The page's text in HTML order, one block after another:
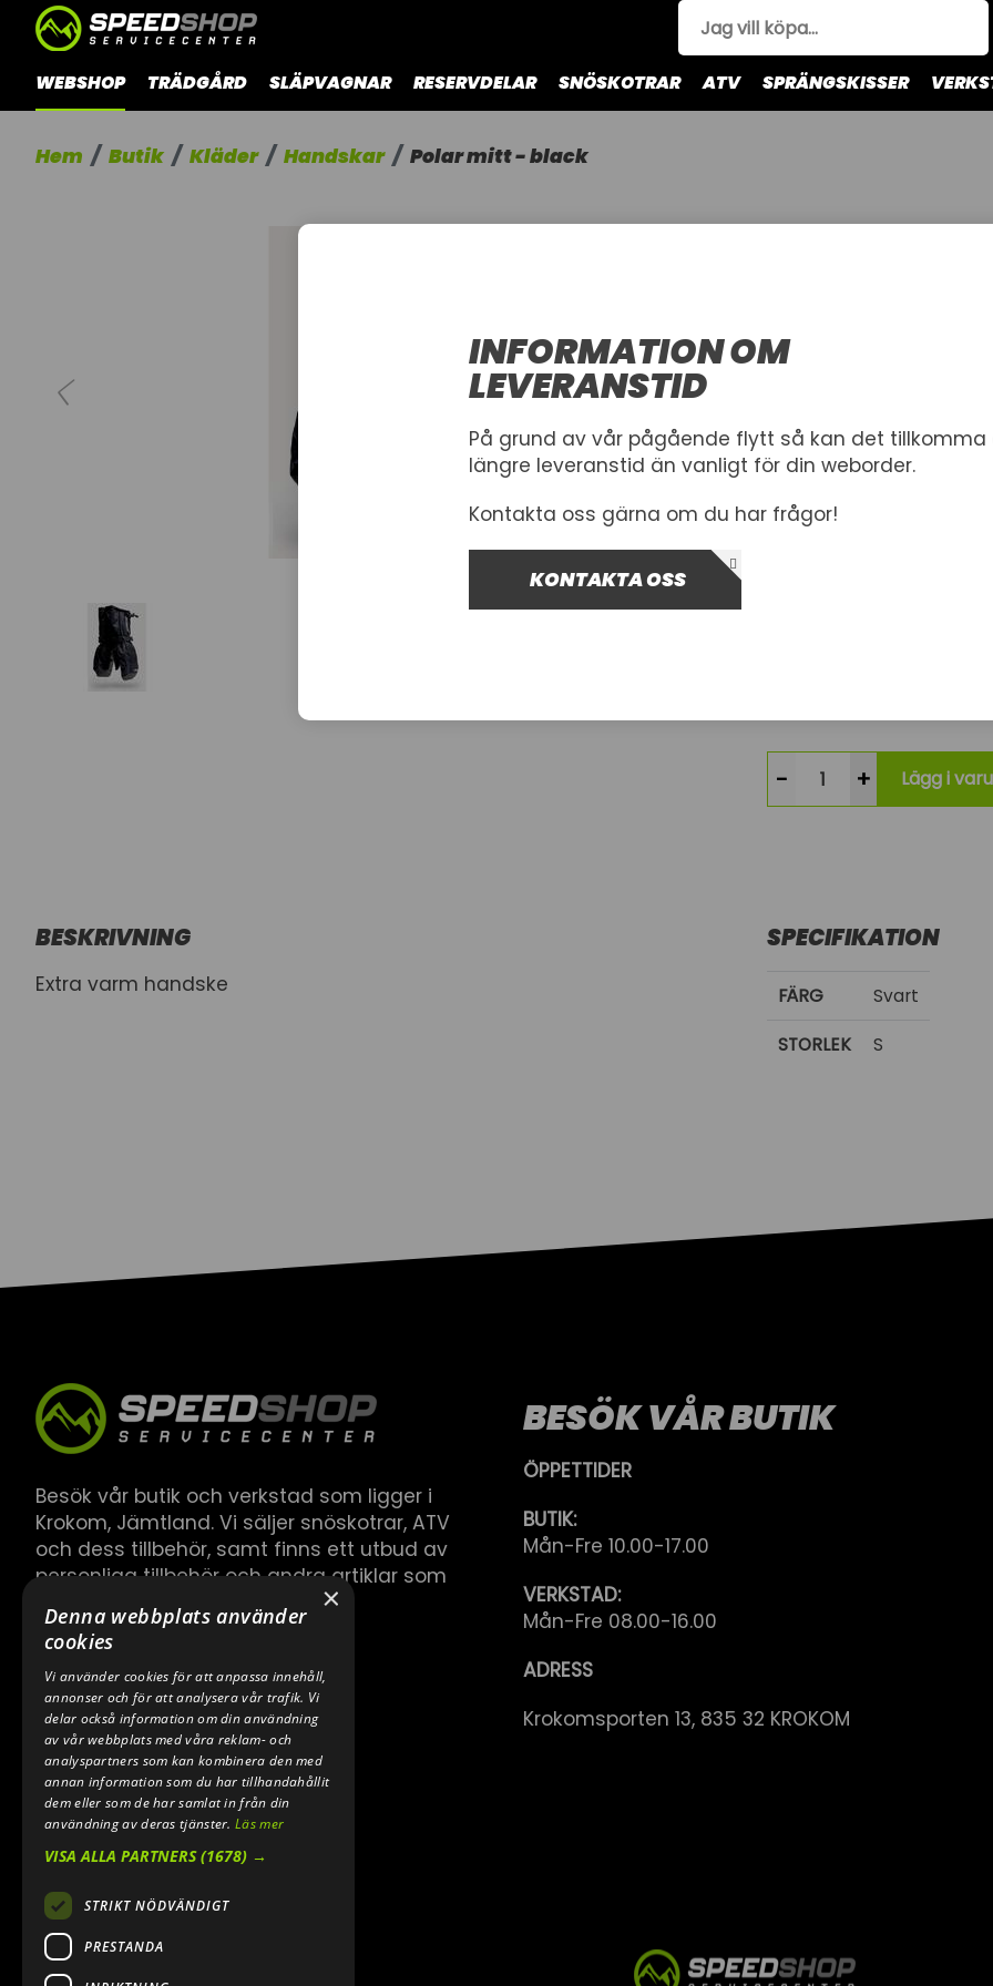
WEBSHOP TRÄDGÅRD SLÄPVAGNAR RESERVDELAR SNÖSKOTRAR ATV SPRÄNGSKISSER
Hem Butik Kläder Handskar Polar mitt - black
POLAR
POLAR
Tumhandske
STORLEK
S M L XL
- + Lägg i
BESKRIVNING
Extra varm handske
SPECIFIKATION
FÄRG Svart
STORLEK S
Besök vår butik och verkstad som ligger i
Krokom, Jämtland. Vi säljer snöskotrar, ATV
och dess tillbehör, samt finns ett utbud av
personliga tillbehör och andra artiklar som
hör till.
BESÖK VÅR BUTIK
ÖPPETTIDER
BUTIK:
Mån-Fre 10.00-17.00
VERKSTAD:
Mån-Fre 08.00-16.00
ADRESS
Krokomsporten 13, 835 32 KROKOM
INFORMATION OM
LEVERANSTID
På grund av vår pågående flytt så kan det tillkomma
längre leveranstid än vanligt för din weborder.
Kontakta oss gärna om du har frågor!
KONTAKTA OSS
×
Denna webbplats använder
cookies
Vi använder cookies för att anpassa innehåll,
annonser och för att analysera vår trafik. Vi
delar också information om din användning
av vår webbplats med våra reklam- och
analyspartners som kan kombinera den med
annan information som du har tillhandahållit
dem eller som de har samlat in från din
användning av deras tjänster.Läs mer
VISA ALLA PARTNERS(1678) →
STRIKT NÖDVÄNDIGT
PRESTANDA